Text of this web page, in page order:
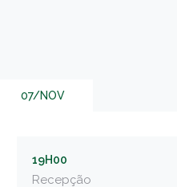
07/NOV
19H00
Recepção